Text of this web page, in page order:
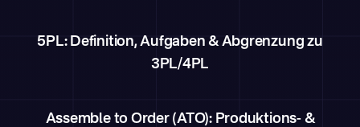
5PL: Definition, Aufgaben & Abgrenzung zu
3PL/4PL
Assemble to Order (ATO): Produktions- &